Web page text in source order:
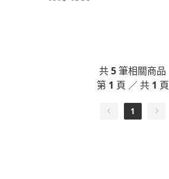
共5筆相關商品
第 1 頁 ／ 共 1 頁
1